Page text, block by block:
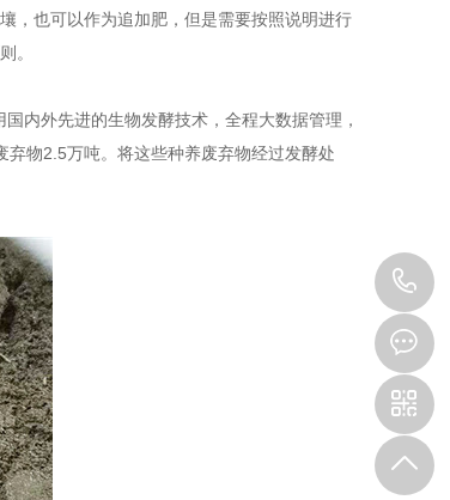
，也可以作为追加肥，但是需要按照说明进行
。
内外先进的生物发酵技术，全程大数据管理，
物2.5万吨。将这些种养废弃物经过发酵处